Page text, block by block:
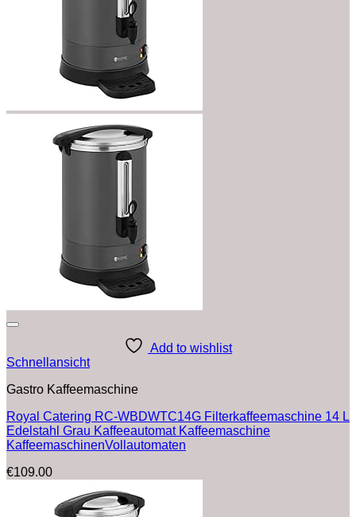
Add to wishlist
Schnellansicht
Gastro Kaffeemaschine
Royal Catering RC-WBDWTC14G Filterkaffeemaschine 14 L
Edelstahl Grau Kaffeeautomat Kaffeemaschine
KaffeemaschinenVollautomaten
€109.00